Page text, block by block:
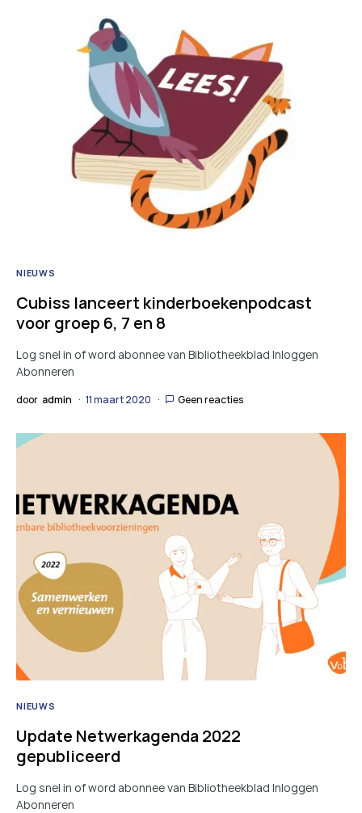
NIEUWS
Cubiss lanceert kinderboekenpodcast
voor groep 6, 7 en 8
Log snel in of word abonnee van Bibliotheekblad Inloggen
Abonneren
door admin 11 maart 2020 Geen reacties
NIEUWS
Update Netwerkagenda 2022
gepubliceerd
Log snel in of word abonnee van Bibliotheekblad Inloggen
Abonneren